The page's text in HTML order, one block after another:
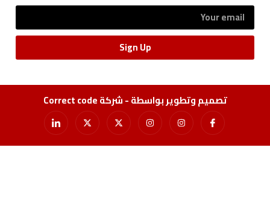
Sign Up
تصميم وتطوير بواسطة - شركة Correct code